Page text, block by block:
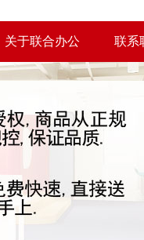
关于联合办公 联系